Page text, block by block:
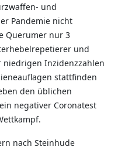
und
Pandemie nicht
Querumer nur 3
und
niedrigen Inzidenzzahlen
stattfinden
den üblichen
negativer Coronatest
nach Steinhude